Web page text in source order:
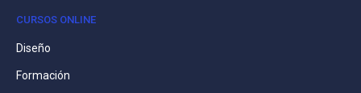
CURSOS ONLINE
Diseño
Formación